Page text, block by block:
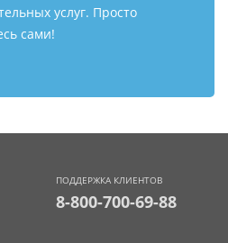
услуг. Просто
сами!
ПОДДЕРЖКА КЛИЕНТОВ
8-800-700-69-88